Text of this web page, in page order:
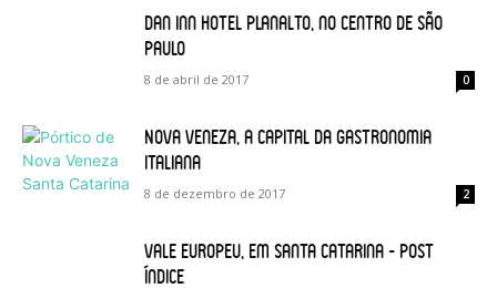
Dan Inn Hotel Planalto, no Centro de São
Paulo
8 de abril de 2017 0
Nova Veneza, a capital da gastronomia
italiana
8 de dezembro de 2017 2
Vale Europeu, em Santa Catarina – post
índice